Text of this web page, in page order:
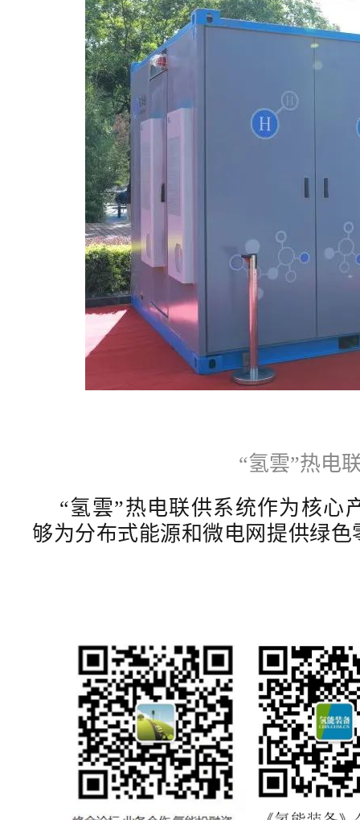
“氢雲”热电
“氢雲”热电联供系统作为核心
够为分布式能源和微电网提供绿色